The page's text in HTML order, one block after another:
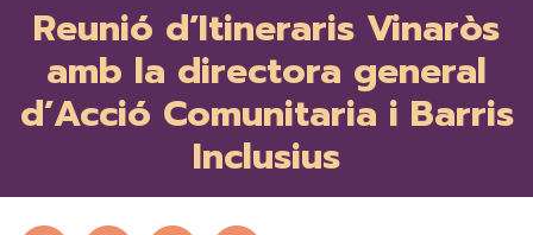
Reunió d’Itineraris Vinaròs
amb la directora general
d’Acció Comunitaria i Barris
Inclusius